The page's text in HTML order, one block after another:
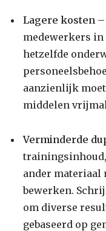
Lagere kosten
medewerkers
hetzelfde
aanzienlijk
middelen
Verminderde
ander materiaal
bewerken.
om diverse
gebaseerd op